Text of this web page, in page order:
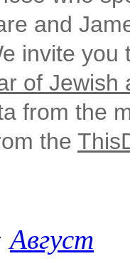
and
invite
of Jewish
from the
the
Август